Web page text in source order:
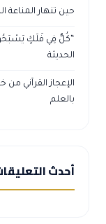
حين تنهار المناعة
“كُلٌّ فِي فَلَكٍ
الحديثة
الإعجاز القرآني
بالعلم
أحدث